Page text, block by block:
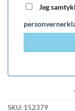
Jeg
SKU: 152379